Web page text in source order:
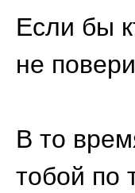
Если бы
не
В то
тобой по